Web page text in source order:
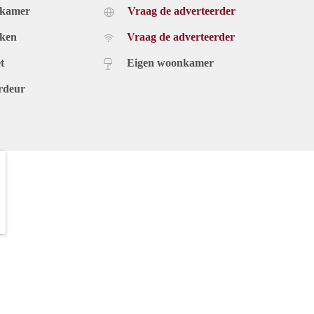
Vraag de adverteerder
Vraag de adverteerder
Eigen woonkamer